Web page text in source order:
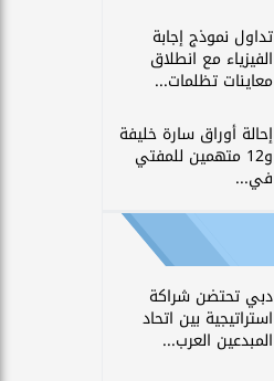
تداول نموذج إجابة
الفيزياء مع انطلاق
معاينات تظلمات...
إحالة أوراق سارة خليفة
و12 متهمين للمفتي
في...
دبي تحتضن شراكة
استراتيجية بين اتحاد
المبدعين العرب...